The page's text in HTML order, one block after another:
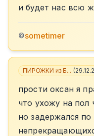
и будет нас всю
©sometimer
ПИРОЖКИ из Б... (
прости оксан я
что ухожу на пол
но задержался по